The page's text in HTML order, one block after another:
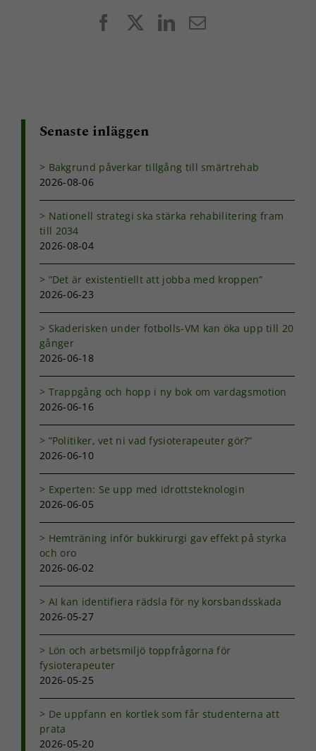
FacebookLinkedIn
E-
Senaste inläggen
Bakgrund påverkar tillgång till smärtrehab
2026-08-06
Nationell strategi ska stärka rehabilitering fram
till 2034
2026-08-04
”Det är existentiellt att jobba med kroppen”
2026-06-23
Skaderisken under fotbolls-VM kan öka upp till 20
gånger
2026-06-18
Trappgång och hopp i ny bok om vardagsmotion
2026-06-16
”Politiker, vet ni vad fysioterapeuter gör?”
2026-06-10
Experten: Se upp med idrottsteknologin
2026-06-05
Hemträning inför bukkirurgi gav effekt på styrka
och oro
2026-06-02
AI kan identifiera rädsla för ny korsbandsskada
2026-05-27
Lön och arbetsmiljö toppfrågorna för
fysioterapeuter
2026-05-25
De uppfann en kortlek som får studenterna att
prata
2026-05-20
Nödvändiga
välja bort. De
behövs för
över huvud
taget ska
Statistik
förbättra
hemsidans
hur